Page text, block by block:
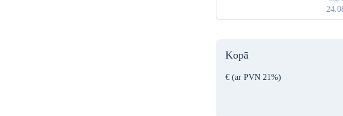
Kopā
€ (ar PVN 21%)